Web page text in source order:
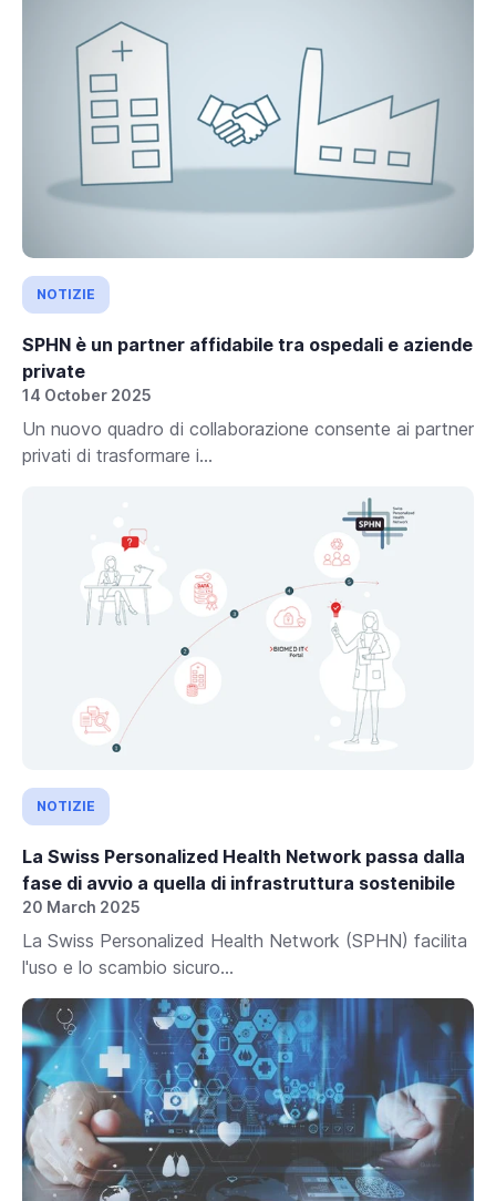
NOTIZIE
SPHN è un partner affidabile tra ospedali e aziende
private
14 October 2025
Un nuovo quadro di collaborazione consente ai partner
privati di trasformare i...
NOTIZIE
La Swiss Personalized Health Network passa dalla
fase di avvio a quella di infrastruttura sostenibile
20 March 2025
La Swiss Personalized Health Network (SPHN) facilita
l'uso e lo scambio sicuro...